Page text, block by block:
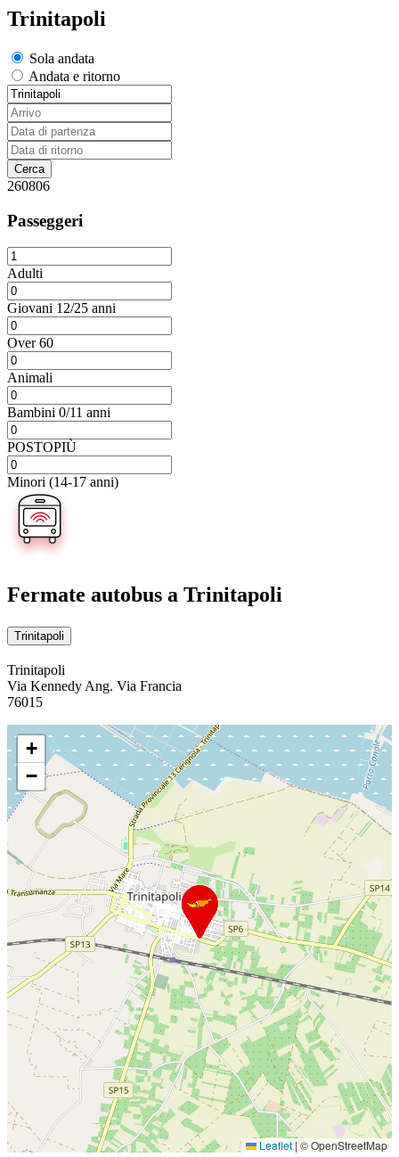
Trinitapoli
Sola andata
Andata e ritorno
260806
Passeggeri
Adulti
Giovani 12/25 anni
Over 60
Animali
Bambini 0/11 anni
POSTOPIÙ
Minori (14-17 anni)
Fermate autobus a Trinitapoli
Trinitapoli
Trinitapoli
Via Kennedy Ang. Via Francia
76015
+
−
Leaflet | © OpenStreetMap